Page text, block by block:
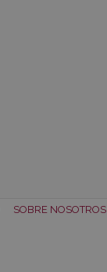
SOBRE NOSOTROS